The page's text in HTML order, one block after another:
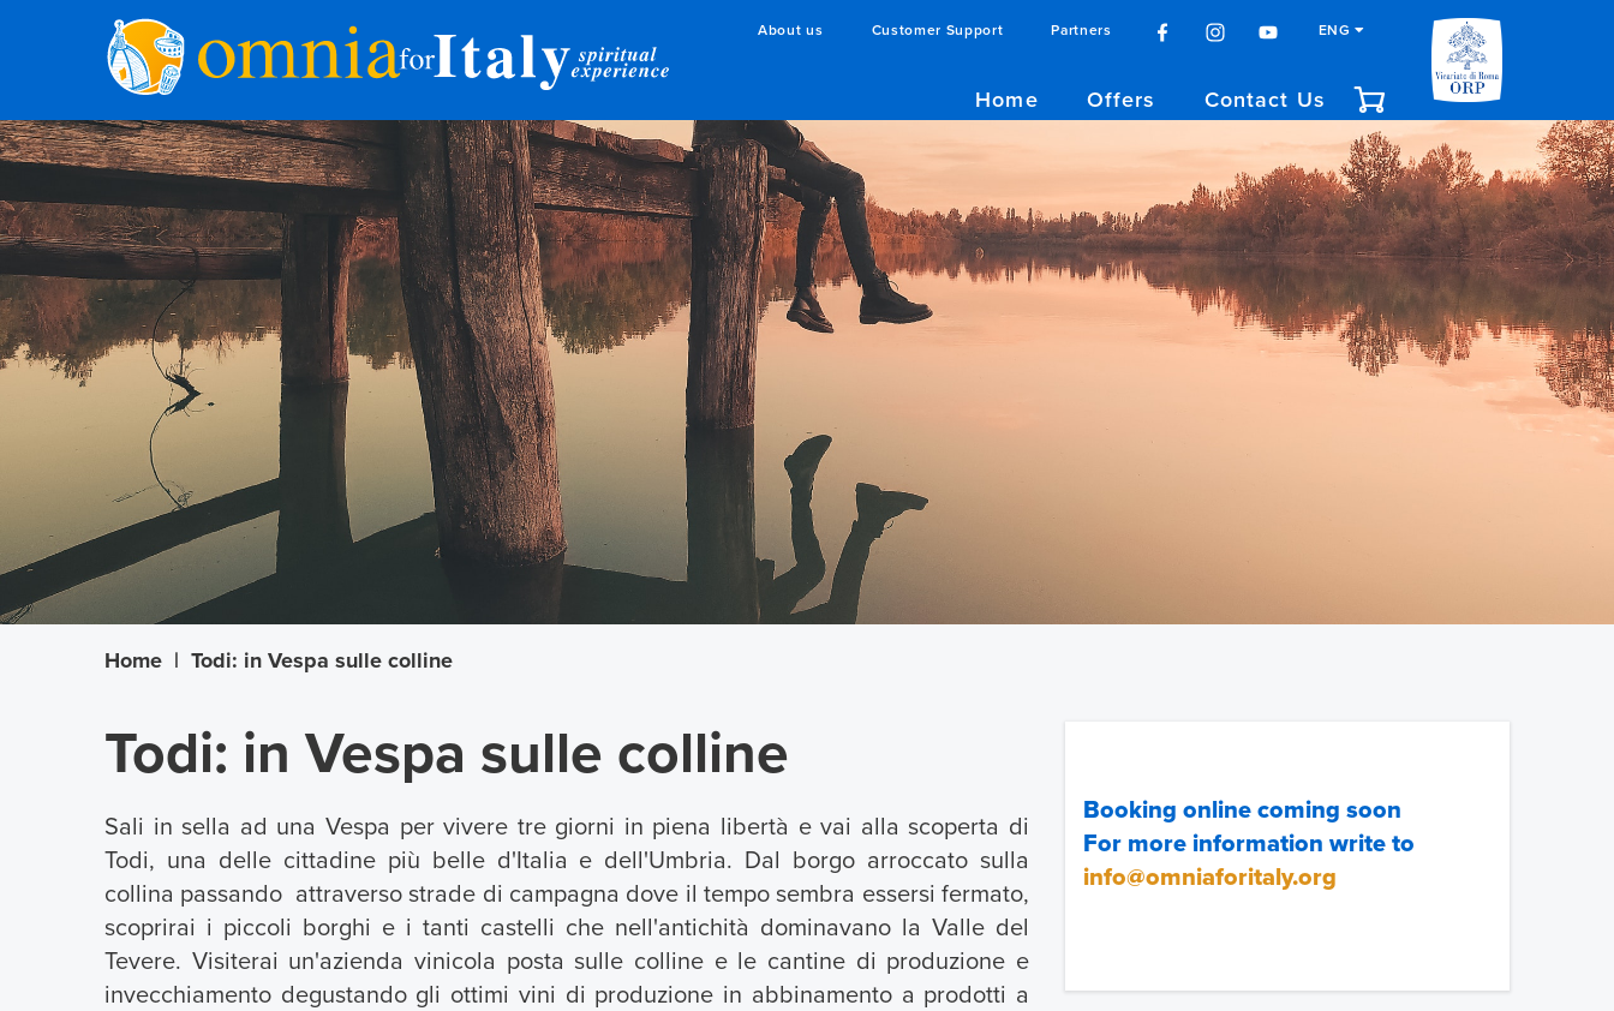
About us Customer Support Partners ENG
Home Offers Contact Us
Home | Todi: in Vespa sulle colline
Todi: in Vespa sulle colline
Sali in sella ad una Vespa per vivere tre giorni in piena libertà e vai alla scoperta di
Todi, una delle cittadine più belle d'Italia e dell'Umbria. Dal borgo arroccato sulla
collina passando attraverso strade di campagna dove il tempo sembra essersi fermato,
scoprirai i piccoli borghi e i tanti castelli che nell'antichità dominavano la Valle del
Tevere. Visiterai un'azienda vinicola posta sulle colline e le cantine di produzione e
invecchiamento degustando gli ottimi vini di produzione in abbinamento a prodotti a
Booking online coming soon
For more information write to
info@omniaforitaly.org